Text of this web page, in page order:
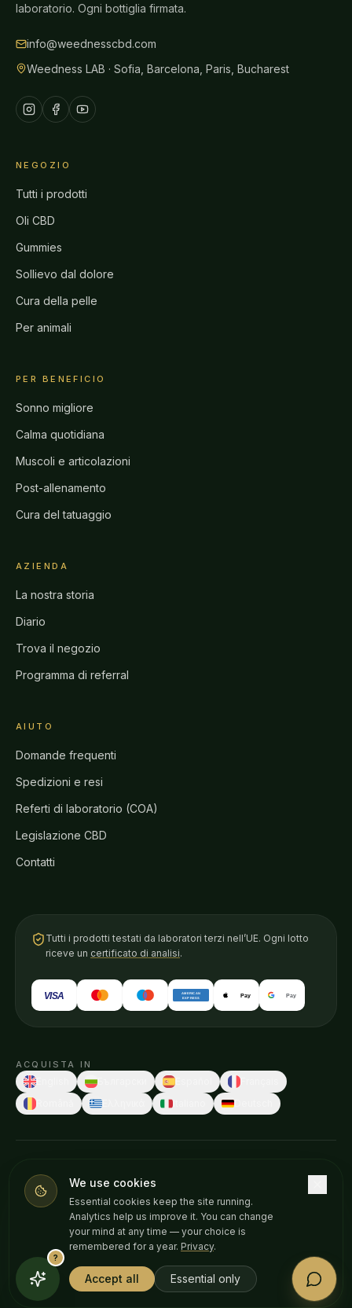
laboratorio. Ogni bottiglia firmata.
info@weednesscbd.com
Weedness LAB · Sofia, Barcelona, Paris, Bucharest
NEGOZIO
Tutti i prodotti
Oli CBD
Gummies
Sollievo dal dolore
Cura della pelle
Per animali
PER BENEFICIO
Sonno migliore
Calma quotidiana
Muscoli e articolazioni
Post-allenamento
Cura del tatuaggio
AZIENDA
La nostra storia
Diario
Trova il negozio
Programma di referral
AIUTO
Domande frequenti
Spedizioni e resi
Referti di laboratorio (COA)
Legislazione CBD
Contatti
Tutti i prodotti testati da laboratori terzi nell’UE. Ogni lotto
riceve un certificato di analisi.
VISA AMERICAN
EXPRESS Pay Pay
ACQUISTA IN
Queste dichiarazioni non sono state valutate da alcuna autorità
sanitaria. I nostri prodotti non sono destinati a diagnosticare, trattare,
curare o prevenire alcuna malattia. Consulta il tuo medico prima di
iniziare un nuovo integratore. Solo +18.
Privacy policyCookieAvviso legale
We use cookies
Essential cookies keep the site running.
Analytics help us improve it. You can change
your mind at any time — your choice is
remembered for a year. Privacy.
Accept all Essential only
?